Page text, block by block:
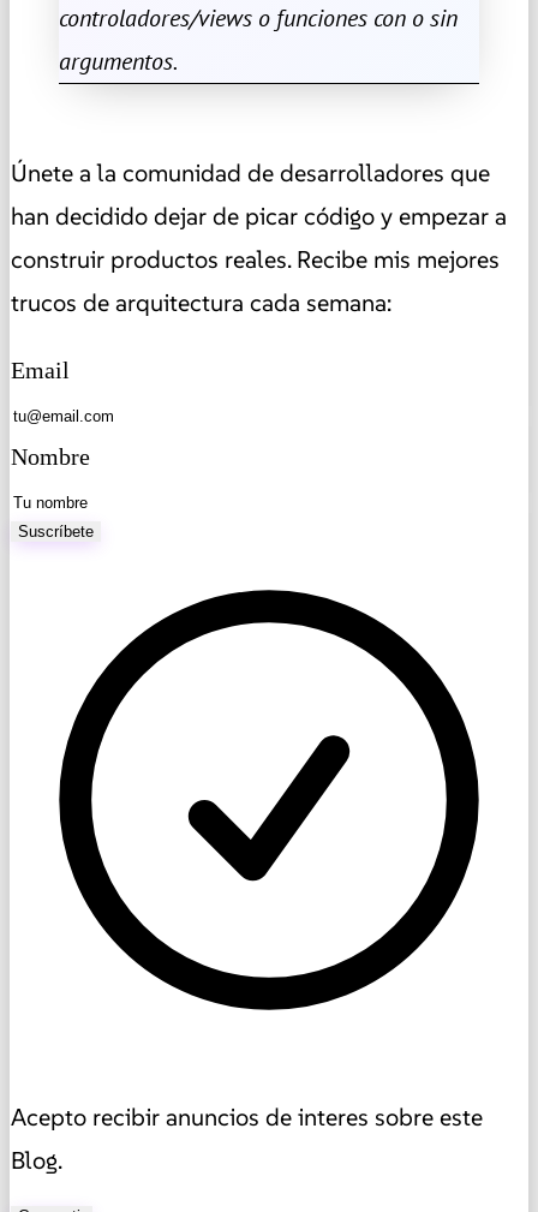
controladores/views o funciones con o sin
argumentos.
Únete a la comunidad de desarrolladores que
han decidido dejar de picar código y empezar a
construir productos reales. Recibe mis mejores
trucos de arquitectura cada semana:
Email
Nombre
Suscríbete
Acepto recibir anuncios de interes sobre este
Blog.